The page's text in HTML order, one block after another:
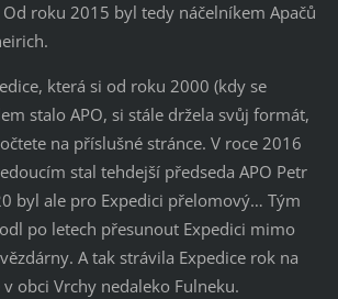
roku 2015 byl tedy náčelníkem Apačů
která si od roku 2000 (kdy se
stalo APO, si stále držela svůj formát,
na příslušné stránce. V roce 2016
stal tehdejší předseda APO Petr
byl ale pro Expedici přelomový… Tým
po letech přesunout Expedici mimo
A tak strávila Expedice rok na
obci Vrchy nedaleko Fulneku.